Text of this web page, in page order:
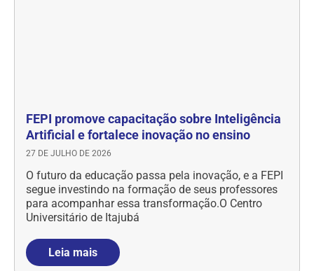
FEPI promove capacitação sobre Inteligência
Artificial e fortalece inovação no ensino
27 DE JULHO DE 2026
O futuro da educação passa pela inovação, e a FEPI
segue investindo na formação de seus professores
para acompanhar essa transformação.O Centro
Universitário de Itajubá
Leia mais